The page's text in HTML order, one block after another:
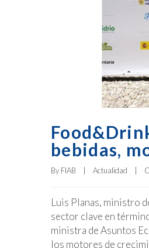
bebidas,
By FIAB Actualidad
Luis Planas, ministro
sector clave en
ministra de Asuntos
los motores de